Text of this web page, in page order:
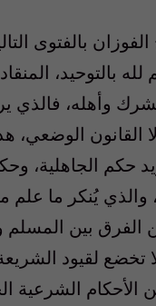
بالفتوى
بالتوحيد،
وأهله، فالذي
القانون الوضعي،
حكم الجاهلية،
يُنكر ما علم
الفرق بين المسلم
تخضع لقيود
الأحكام الشرعية